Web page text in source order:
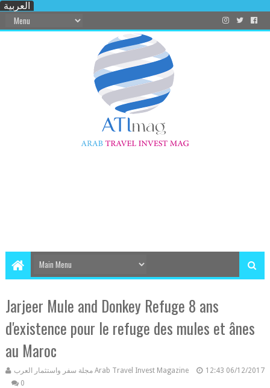
العربية
Jarjeer Mule and Donkey Refuge 8 ans
d'existence pour le refuge des mules et ânes
au Maroc
مجلة سفر واستثمار العرب Arab Travel Invest Magazine 12:43 06/12/2017
0